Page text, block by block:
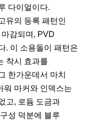
다이얼이다.
유의 등록 패턴인
마감되며, PVD
. 이 소용돌이 패턴은
착시 효과를
한가운데서 마치
워 마커와 인덱스는
고, 로듐 도금과
성 덕분에 블루